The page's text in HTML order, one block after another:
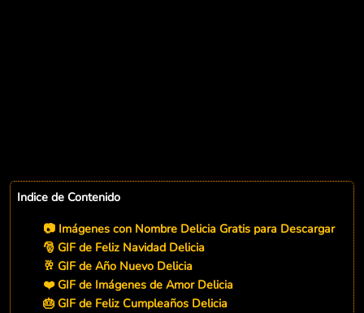
Indice de Contenido
📷 Imágenes con Nombre Delicia Gratis para Descargar
🎅 GIF de Feliz Navidad Delicia
🥂 GIF de Año Nuevo Delicia
❤️ GIF de Imágenes de Amor Delicia
🎂 GIF de Feliz Cumpleaños Delicia